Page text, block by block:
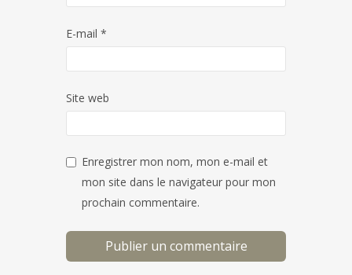
E-mail *
Site web
Enregistrer mon nom, mon e-mail et
mon site dans le navigateur pour mon
prochain commentaire.